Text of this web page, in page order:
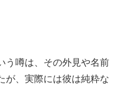
う噂は、その外見や名前
が、実際には彼は純粋な